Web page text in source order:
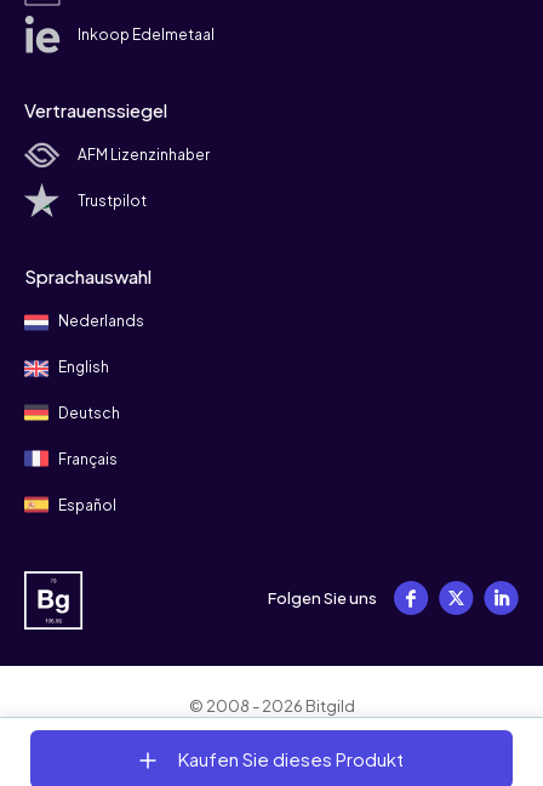
Inkoop Edelmetaal
Vertrauenssiegel
AFM Lizenzinhaber
Trustpilot
Sprachauswahl
Nederlands
English
Deutsch
Français
Español
Folgen Sie uns
© 2008 - 2026 Bitgild
Allgemeine Geschäftsbedingungen
Kaufen Sie dieses Produkt